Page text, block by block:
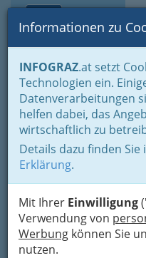
Informationen zu
INFOGRAZ.at setzt
Technologien ein.
Datenverarbeitungen
helfen dabei, das
wirtschaftlich zu
Details dazu finden
Erklärung.
Mit Ihrer Einwilligung
Verwendung von
Werbung können Sie
nutzen.
Home Branchen
Michaela
+43 680 123 7667
Um die Info-Graz
bewahren,
Übermittlung Ihrer